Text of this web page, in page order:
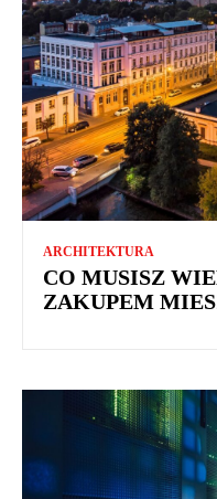
ARCHITEKTURA
CO MUSISZ
ZAKUPEM